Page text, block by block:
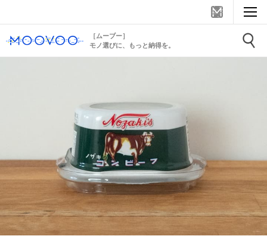
［ムーブー］
モノ選びに、もっと納得を。